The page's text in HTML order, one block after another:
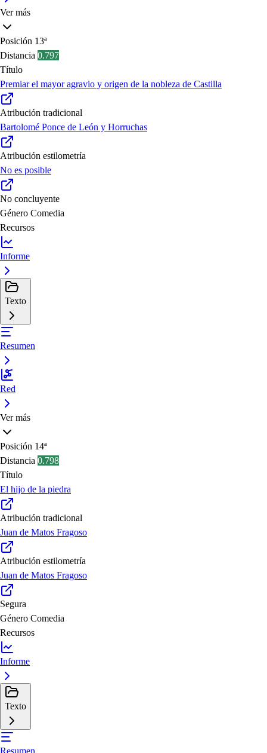
Ver más
Posición 13ª
Distancia 0.797
Título
Premiar el mayor agravio y origen de la nobleza de Castilla
Atribución tradicional
Bartolomé Ponce de León y Horruchas
Atribución estilometría
No es posible
No concluyente
Género Comedia
Recursos
Informe
Texto
Resumen
Red
Ver más
Posición 14ª
Distancia 0.798
Título
El hijo de la piedra
Atribución tradicional
Juan de Matos Fragoso
Atribución estilometría
Juan de Matos Fragoso
Segura
Género Comedia
Recursos
Informe
Texto